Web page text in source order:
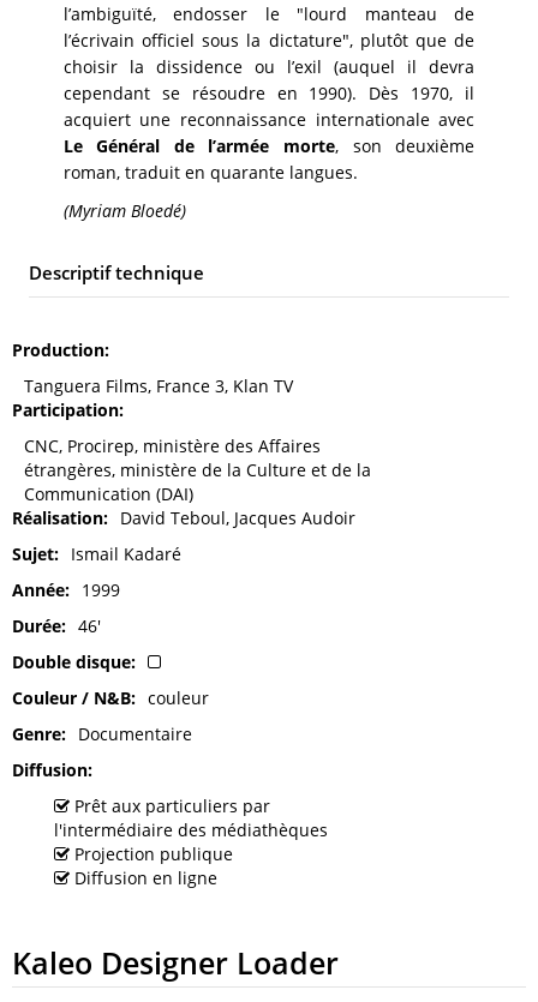
l’ambiguïté, endosser le "lourd manteau de
l’écrivain officiel sous la dictature", plutôt que de
choisir la dissidence ou l’exil (auquel il devra
cependant se résoudre en 1990). Dès 1970, il
acquiert une reconnaissance internationale avec
Le Général de l’armée morte, son deuxième
roman, traduit en quarante langues.
(Myriam Bloedé)
Descriptif technique
Production
Tanguera Films, France 3, Klan TV
Participation
CNC, Procirep, ministère des Affaires
étrangères, ministère de la Culture et de la
Communication (DAI)
Réalisation
David Teboul, Jacques Audoir
Sujet
Ismail Kadaré
Année
1999
Durée
46'
Double disque
Couleur / N&B
couleur
Genre
Documentaire
Diffusion
Prêt aux particuliers par
l'intermédiaire des médiathèques
Projection publique
Diffusion en ligne
Kaleo Designer Loader